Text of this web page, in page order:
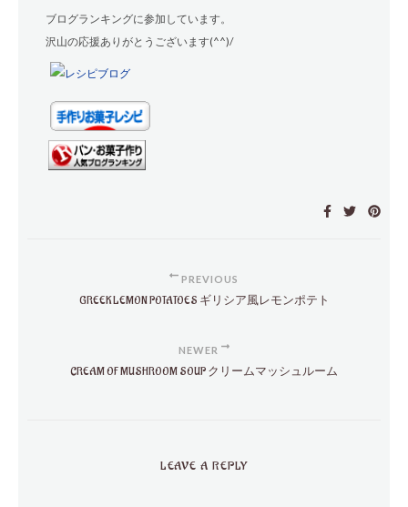
ブログランキングに参加しています。
沢山の応援ありがとうございます(^^)/
PREVIOUS
GREEK LEMON POTATOES ギリシア風レモンポテト
NEWER
CREAM OF MUSHROOM SOUP クリームマッシュルーム
LEAVE A REPLY